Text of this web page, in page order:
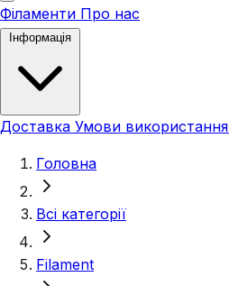
Філаменти Про нас
Доставка Умови використання
Головна
Всі категорії
Filament